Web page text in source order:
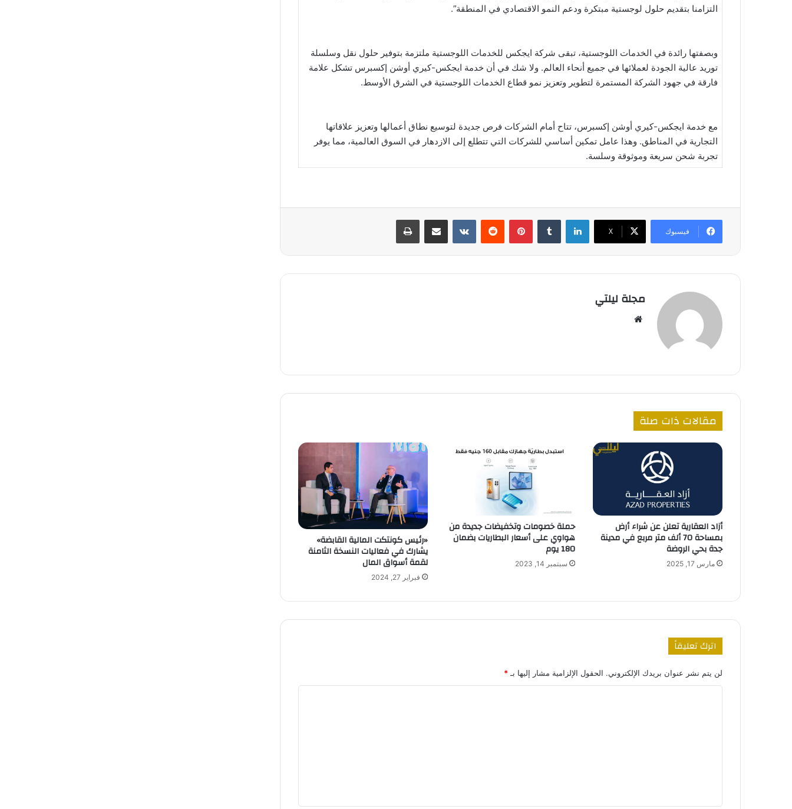
التزامنا بتقديم حلول لوجستية مبتكرة ودعم النمو الاقتصادي في المنطقة”.
وبصفتها رائدة في الخدمات اللوجستية، تبقى شركة ايجكس للخدمات اللوجستية ملتزمة بتوفير حلول نقل وسلسلة
توريد عالية الجودة لعملائها في جميع أنحاء العالم. ولا شك في أن خدمة ايجكس-كيري أوشن إكسبرس تشكل علامة
فارقة في جهود الشركة المستمرة لتطوير وتعزيز نمو قطاع الخدمات اللوجستية في الشرق الأوسط.
مع خدمة ايجكس-كيري أوشن إكسبرس، تتاح أمام الشركات فرص جديدة لتوسيع نطاق أعمالها وتعزيز علاقاتها
التجارية في المناطق. وهذا عامل تمكين أساسي للشركات التي تتطلع إلى الازدهار في السوق العالمية، مما يوفر
تجربة شحن سريعة وموثوقة وسلسة.
فيسبوك ‫X
لينكدإن بينتيريست مشاركة عبر البريد طباعة
مجلة ليلتي
مقالات ذات صلة
أزاد العقارية تعلن عن شراء أرض
بمساحة 70 ألف متر مربع في مدينة
جدة بحي الروضة
مارس 17, 2025
حملة خصومات وتخفيضات جديدة من
هواوي على أسعار البطاريات بضمان
180 يوم
سبتمبر 14, 2023
«رئيس كونتكت المالية القابضة»
يشارك في فعاليات النسخة الثامنة
لقمة أسواق المال
فبراير 27, 2024
اترك تعليقاً
لن يتم نشر عنوان بريدك الإلكتروني. الحقول الإلزامية مشار إليها بـ *